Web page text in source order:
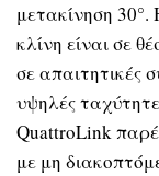
μετακίνηση 30°.
κλίνη είναι σε
σε απαιτητικές
υψηλές
QuattroLink
με μη